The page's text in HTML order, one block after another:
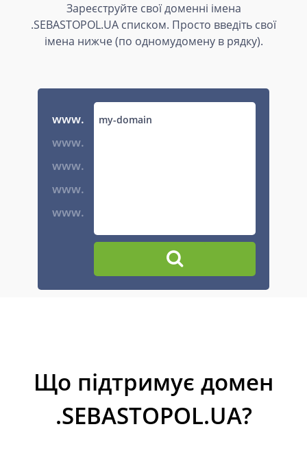
Зареєструйте свої доменні імена
.SEBASTOPOL.UA списком. Просто введіть свої
імена нижче (по одномудомену в рядку).
www.
www.
www.
www.
www.
Що підтримує домен
.SEBASTOPOL.UA?